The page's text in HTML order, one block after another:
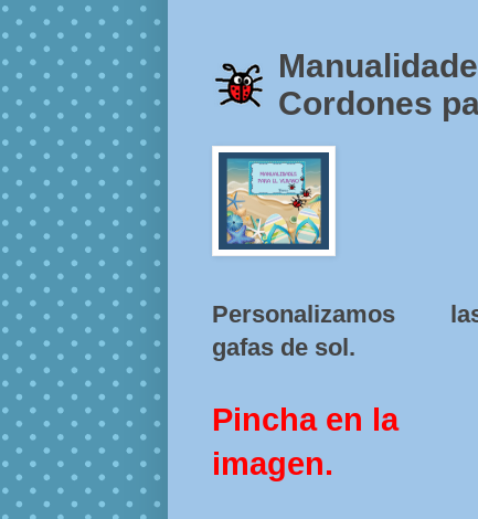
Cordones
Personalizamos
gafas de sol.
Pincha en la
imagen.